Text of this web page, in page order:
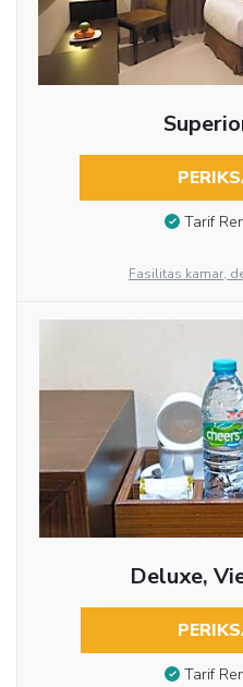
Tarif
Fasilitas kamar,
Deluxe,
Tarif